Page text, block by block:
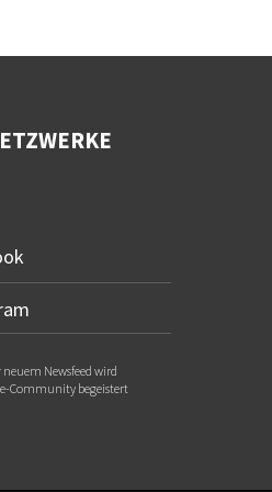
Newsfeed wird
Community begeistert